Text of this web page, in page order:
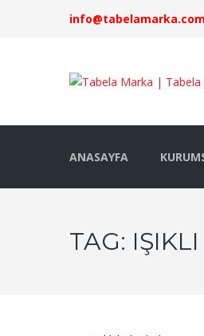
info@tabelamarka.com
ANASAYFA
TAG: